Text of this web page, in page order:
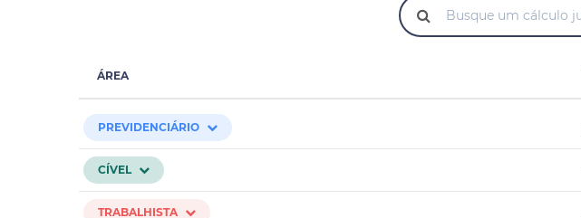
ÁREA
PREVIDENCIÁRIO
CÍVEL
TRABALHISTA